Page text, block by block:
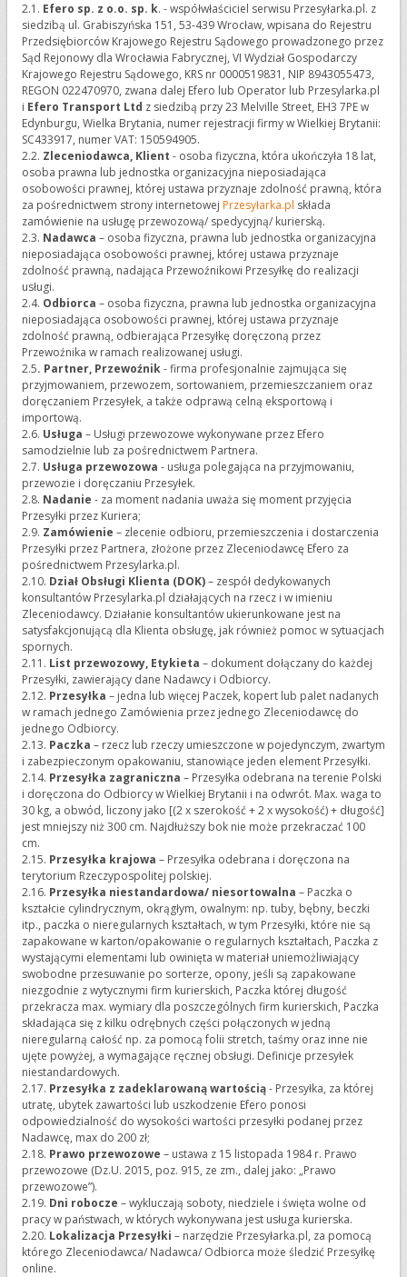
2.1. Efero sp. z o.o. sp. k. - współwłaściciel serwisu Przesyłarka.pl. z
siedzibą ul. Grabiszyńska 151, 53-439 Wrocław, wpisana do Rejestru
Przedsiębiorców Krajowego Rejestru Sądowego prowadzonego przez
Sąd Rejonowy dla Wrocławia Fabrycznej, VI Wydział Gospodarczy
Krajowego Rejestru Sądowego, KRS nr 0000519831, NIP 8943055473,
REGON 022470970, zwana dalej Efero lub Operator lub Przesylarka.pl
i Efero Transport Ltd z siedzibą przy 23 Melville Street, EH3 7PE w
Edynburgu, Wielka Brytania, numer rejestracji firmy w Wielkiej Brytanii:
SC433917, numer VAT: 150594905.
2.2. Zleceniodawca, Klient - osoba fizyczna, która ukończyła 18 lat,
osoba prawna lub jednostka organizacyjna nieposiadająca
osobowości prawnej, której ustawa przyznaje zdolność prawną, która
za pośrednictwem strony internetowej Przesyłarka.pl składa
zamówienie na usługę przewozową/ spedycyjną/ kurierską.
2.3. Nadawca – osoba fizyczna, prawna lub jednostka organizacyjna
nieposiadająca osobowości prawnej, której ustawa przyznaje
zdolność prawną, nadająca Przewoźnikowi Przesyłkę do realizacji
usługi.
2.4. Odbiorca – osoba fizyczna, prawna lub jednostka organizacyjna
nieposiadająca osobowości prawnej, której ustawa przyznaje
zdolność prawną, odbierająca Przesyłkę doręczoną przez
Przewoźnika w ramach realizowanej usługi.
2.5. Partner, Przewoźnik- firma profesjonalnie zajmująca się
przyjmowaniem, przewozem, sortowaniem, przemieszczaniem oraz
doręczaniem Przesyłek, a także odprawą celną eksportową i
importową.
2.6. Usługa – Usługi przewozowe wykonywane przez Efero
samodzielnie lub za pośrednictwem Partnera.
2.7. Usługa przewozowa - usługa polegająca na przyjmowaniu,
przewozie i doręczaniu Przesyłek.
2.8. Nadanie - za moment nadania uważa się moment przyjęcia
Przesyłki przez Kuriera;
2.9. Zamówienie – zlecenie odbioru, przemieszczenia i dostarczenia
Przesyłki przez Partnera, złożone przez Zleceniodawcę Efero za
pośrednictwem Przesylarka.pl.
2.10. Dział Obsługi Klienta (DOK)– zespół dedykowanych
konsultantów Przesylarka.pl działających na rzecz i w imieniu
Zleceniodawcy. Działanie konsultantów ukierunkowane jest na
satysfakcjonującą dla Klienta obsługę, jak również pomoc w sytuacjach
spornych.
2.11. List przewozowy, Etykieta – dokument dołączany do każdej
Przesyłki, zawierający dane Nadawcy i Odbiorcy.
2.12. Przesyłka – jedna lub więcej Paczek, kopert lub palet nadanych
w ramach jednego Zamówienia przez jednego Zleceniodawcę do
jednego Odbiorcy.
2.13. Paczka – rzecz lub rzeczy umieszczone w pojedynczym, zwartym
i zabezpieczonym opakowaniu, stanowiące jeden element Przesyłki.
2.14. Przesyłka zagraniczna – Przesyłka odebrana na terenie Polski
i doręczona do Odbiorcy w Wielkiej Brytanii i na odwrót. Max. waga to
30 kg, a obwód, liczony jako [(2 x szerokość + 2 x wysokość) + długość]
jest mniejszy niż 300 cm. Najdłuższy bok nie może przekraczać 100
cm.
2.15. Przesyłka krajowa – Przesyłka odebrana i doręczona na
terytorium Rzeczypospolitej polskiej.
2.16. Przesyłka niestandardowa/ niesortowalna – Paczka o
kształcie cylindrycznym, okrągłym, owalnym: np. tuby, bębny, beczki
itp., paczka o nieregularnych kształtach, w tym Przesyłki, które nie są
zapakowane w karton/opakowanie o regularnych kształtach, Paczka z
wystającymi elementami lub owinięta w materiał uniemożliwiający
swobodne przesuwanie po sorterze, opony, jeśli są zapakowane
niezgodnie z wytycznymi firm kurierskich, Paczka której długość
przekracza max. wymiary dla poszczególnych firm kurierskich, Paczka
składająca się z kilku odrębnych części połączonych w jedną
nieregularną całość np. za pomocą folii stretch, taśmy oraz inne nie
ujęte powyżej, a wymagające ręcznej obsługi. Definicje przesyłek
niestandardowych.
2.17. Przesyłka z zadeklarowaną wartością- Przesyłka, za której
utratę, ubytek zawartości lub uszkodzenie Efero ponosi
odpowiedzialność do wysokości wartości przesyłki podanej przez
Nadawcę, max do 200 zł;
2.18. Prawo przewozowe – ustawa z 15 listopada 1984 r. Prawo
przewozowe (Dz.U. 2015, poz. 915, ze zm., dalej jako: „Prawo
przewozowe”).
2.19. Dni robocze – wykluczają soboty, niedziele i święta wolne od
pracy w państwach, w których wykonywana jest usługa kurierska.
2.20. Lokalizacja Przesyłki – narzędzie Przesyłarka.pl, za pomocą
którego Zleceniodawca/ Nadawca/ Odbiorca może śledzić Przesyłkę
online.